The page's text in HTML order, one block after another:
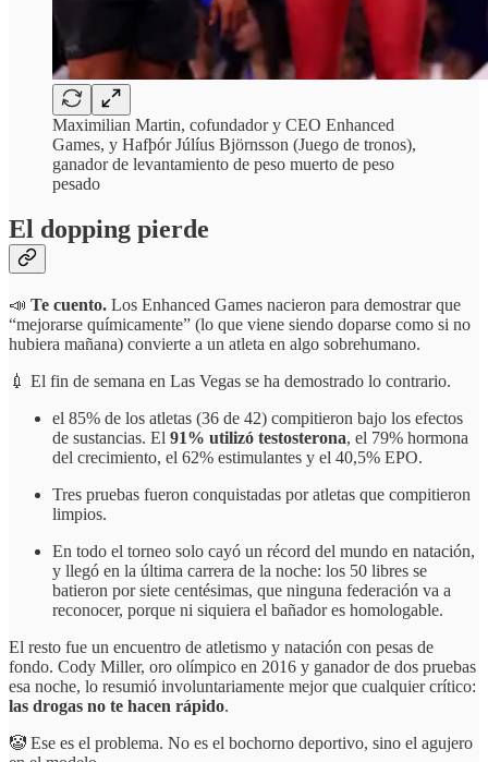
Maximilian Martin, cofundador y CEO Enhanced
Games, y Hafþór Júlíus Björnsson (Juego de tronos),
ganador de levantamiento de peso muerto de peso
pesado
El dopping pierde
📣 Te cuento. Los Enhanced Games nacieron para demostrar que
“mejorarse químicamente” (lo que viene siendo doparse como si no
hubiera mañana) convierte a un atleta en algo sobrehumano.
💉 El fin de semana en Las Vegas se ha demostrado lo contrario.
el 85% de los atletas (36 de 42) compitieron bajo los efectos
de sustancias. El 91% utilizó testosterona, el 79% hormona
del crecimiento, el 62% estimulantes y el 40,5% EPO.
Tres pruebas fueron conquistadas por atletas que compitieron
limpios.
En todo el torneo solo cayó un récord del mundo en natación,
y llegó en la última carrera de la noche: los 50 libres se
batieron por siete centésimas, que ninguna federación va a
reconocer, porque ni siquiera el bañador es homologable.
El resto fue un encuentro de atletismo y natación con pesas de
fondo. Cody Miller, oro olímpico en 2016 y ganador de dos pruebas
esa noche, lo resumió involuntariamente mejor que cualquier crítico:
las drogas no te hacen rápido.
🤡 Ese es el problema. No es el bochorno deportivo, sino el agujero